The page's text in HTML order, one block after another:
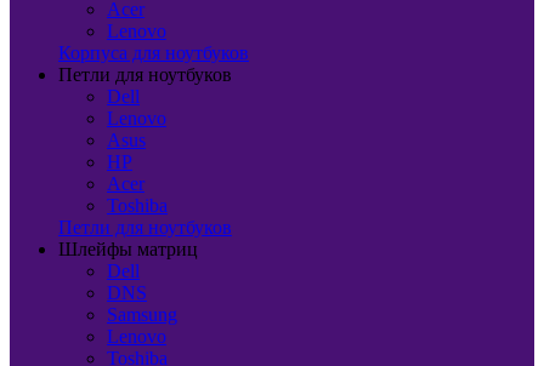
Acer
Lenovo
Корпуса для ноутбуков
Петли для ноутбуков
Dell
Lenovo
Asus
HP
Acer
Toshiba
Петли для ноутбуков
Шлейфы матриц
Dell
DNS
Samsung
Lenovo
Toshiba